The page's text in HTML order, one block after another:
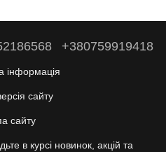
+380759919418
інформація
сайту
сайту
в курсі новинок, акцій та